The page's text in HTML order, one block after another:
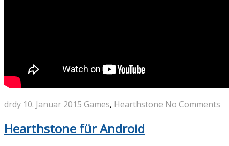
drdy 10. Januar 2015 Games, Hearthstone No Comments
Hearthstone für Android